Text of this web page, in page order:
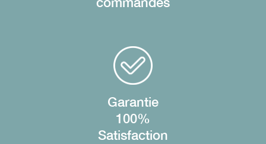
Garantie
100%
Satisfaction